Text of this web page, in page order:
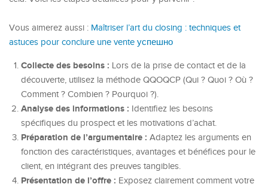
Vous aimerez aussi : Maîtriser l’art du closing : techniques et
astuces pour conclure une vente успешно
Collecte des besoins : Lors de la prise de contact et de la
découverte, utilisez la méthode QQOQCP (Qui ? Quoi ? Où ?
Comment ? Combien ? Pourquoi ?).
Analyse des informations : Identifiez les besoins
spécifiques du prospect et les motivations d’achat.
Préparation de l’argumentaire : Adaptez les arguments en
fonction des caractéristiques, avantages et bénéfices pour le
client, en intégrant des preuves tangibles.
Présentation de l’offre : Exposez clairement comment votre